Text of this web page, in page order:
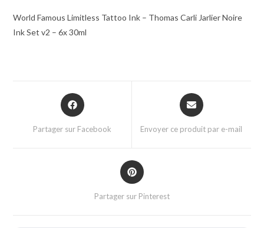
World Famous Limitless Tattoo Ink – Thomas Carli Jarlier Noire
Ink Set v2 – 6x 30ml
Partager sur Facebook Envoyer ce produit par e-mail
Partager sur Pinterest